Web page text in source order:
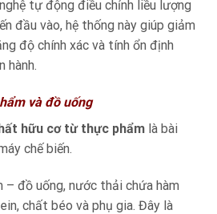
tự động điều chỉnh liều lượng
đầu vào, hệ thống này giúp giảm
độ chính xác và tính ổn định
hành.
và đồ uống
hữu cơ từ thực phẩm là bài
chế biến.
– đồ uống, nước thải chứa hàm
chất béo và phụ gia. Đây là